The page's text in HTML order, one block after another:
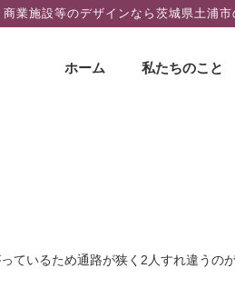
業施設等のデザインなら茨城県土浦
コ
プ
ホーム 私たちのこと
ているため通路が狭く2人すれ違うの